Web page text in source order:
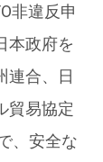
非違反申
本政府を
連合、日
貿易協定
、安全な